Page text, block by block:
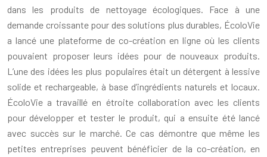
dans les produits de nettoyage écologiques. Face à une
demande croissante pour des solutions plus durables, ÉcoloVie
a lancé une plateforme de co-création en ligne où les clients
pouvaient proposer leurs idées pour de nouveaux produits.
L’une des idées les plus populaires était un détergent à lessive
solide et rechargeable, à base d’ingrédients naturels et locaux.
ÉcoloVie a travaillé en étroite collaboration avec les clients
pour développer et tester le produit, qui a ensuite été lancé
avec succès sur le marché. Ce cas démontre que même les
petites entreprises peuvent bénéficier de la co-création, en